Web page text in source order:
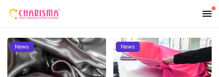
News News